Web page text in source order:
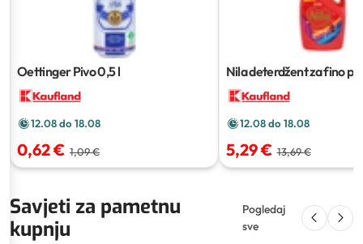
Oettinger Pivo0,5 l
12.08 do 18.08
0,62 € 1,09 €
Nila deterdžent za fino
3,7 L
12.08 do 18.08
5,29 € 13,69 €
Savjeti za pametnu
kupnju
Pogledaj
sve